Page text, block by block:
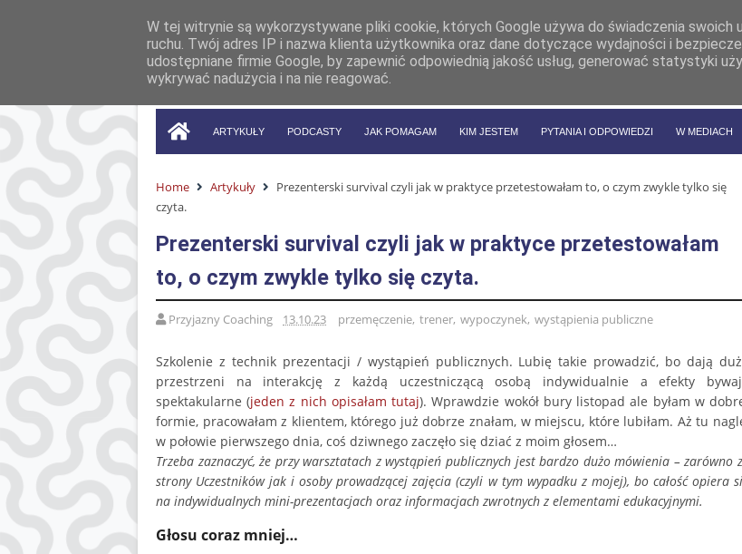
ARTYKUŁY PODCASTY JAK POMAGAM KIM JESTEM PYTANIA I ODPOWIEDZI W MEDIACH
Home Artykuły
Prezenterski survival czyli jak w praktyce przetestowałam to, o czym zwykle tylko się
czyta.
Prezenterski survival czyli jak w praktyce przetestowałam
to, o czym zwykle tylko się czyta.
Przyjazny Coaching 13.10.23 przemęczenie, trener, wypoczynek, wystąpienia publiczne
Szkolenie z technik prezentacji / wystąpień publicznych. Lubię takie prowadzić, bo dają
przestrzeni na interakcję z każdą uczestniczącą osobą indywidualnie a efekty
spektakularne (jeden z nich opisałam tutaj). Wprawdzie wokół bury listopad ale byłam w
formie, pracowałam z klientem, którego już dobrze znałam, w miejscu, które lubiłam. Aż tu
w połowie pierwszego dnia, coś dziwnego zaczęło się dziać z moim głosem…
Trzeba zaznaczyć, że przy warsztatach z wystąpień publicznych jest bardzo dużo mówienia – zarówno
strony Uczestników jak i osoby prowadzącej zajęcia (czyli w tym wypadku z mojej), bo całość opiera
na indywidualnych mini-prezentacjach oraz informacjach zwrotnych z elementami edukacyjnymi.
Głosu coraz mniej…
W tej witrynie są wykorzystywane pliki cookie, których Google używa do świadczenia swoich
ruchu. Twój adres IP i nazwa klienta użytkownika oraz dane dotyczące wydajności i
udostępniane firmie Google, by zapewnić odpowiednią jakość usług, generować statystyki
wykrywać nadużycia i na nie reagować.